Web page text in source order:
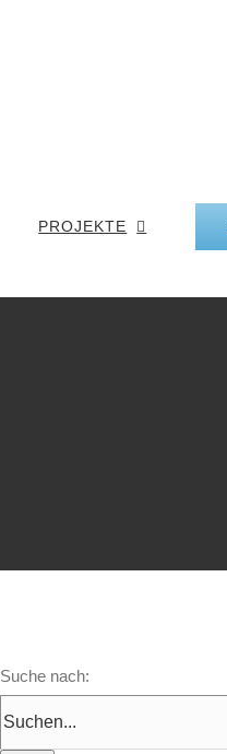
PROJEKTE
Suche nach: